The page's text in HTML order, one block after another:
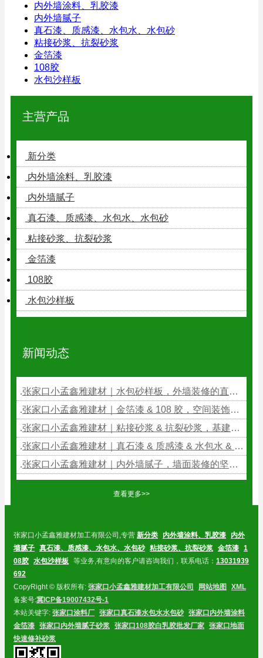
内外墙涂料、乳胶漆
内外墙腻子
真石漆、质感漆、水包水、水包砂
粘接砂浆、抗裂砂浆
金箔漆
108胶
水包沙样板
主营产品
新分类
内外墙涂料、乳胶漆
内外墙腻子
真石漆、质感漆、水包水、水包砂
粘接砂浆、抗裂砂浆
金箔漆
108胶
水包沙样板
新闻动态
张家口小孟鑫雅建材｜水包砂样板，外墙装修的直观选型参考
张家口小孟鑫雅建材｜金箔漆 & 108 胶，空间装饰与粘接的多功能建材
张家口小孟鑫雅建材｜粘接砂浆 & 抗裂砂浆，基建装修的加固防护能手
张家口小孟鑫雅建材｜真石漆 & 质感漆 & 水包水 & 水包砂，外墙仿石的多元美学
张家口小孟鑫雅建材｜内外墙腻子，墙面装修的坚实基底
查看更多>>
张家口小孟鑫雅建材加工有限公司,专营 新分类 内外墙涂料、乳胶漆
内外
墙腻子 真石漆、质感漆、水包水、水包砂 粘接砂浆、抗裂砂浆 金箔漆 1
08胶 水包沙样板 等业务,有意向的客户请咨询我们，联系电话： 13031939
692
CopyRight © 版权所有: 张家口小孟鑫雅建材加工有限公司 网站地图
XML
备案号:冀ICP备19007432号-1
本站关键字: 张家口涂料厂 张家口真石漆水包水水包砂 张家口内外墙涂料
金箔漆 张家口内外墙腻子砂浆 张家口108胶白乳胶批发厂家 张家口地面
快速修补砂浆